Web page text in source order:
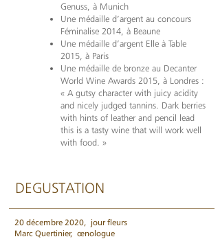
Genuss, à Munich
Une médaille d’argent au concours
Féminalise 2014, à Beaune
Une médaille d’argent Elle à Table
2015, à Paris
Une médaille de bronze au Decanter
World Wine Awards 2015, à Londres :
« A gutsy character with juicy acidity
and nicely judged tannins. Dark berries
with hints of leather and pencil lead
this is a tasty wine that will work well
with food. »
DEGUSTATION
20 décembre 2020, jour fleurs
Marc Quertinier, œnologue